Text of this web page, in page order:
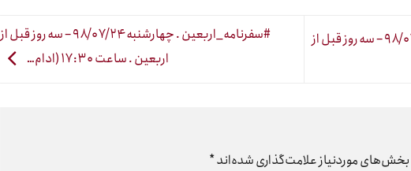
#سفرنامه_اربعین . چهارشنبه ۹۸/۰۷/۲۴ – سه روز قبل از
#سفرنامه_اربعین . چهارشنبه ۹۸/۰۷/۲۴ – سه روز قبل از
اربعین . ساعت ۱۷:۳۰ (ادام…
بخش‌های موردنیاز علامت‌گذاری شده‌اند*